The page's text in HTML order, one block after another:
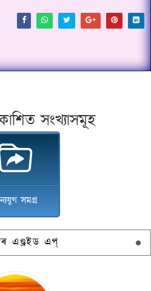
সংখ্যাসমূহ
সমগ্ৰ
এণ্ড্ৰইড এপ্